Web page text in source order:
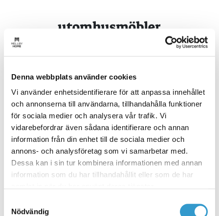
Denna webbplats använder cookies
Vi använder enhetsidentifierare för att anpassa innehållet
och annonserna till användarna, tillhandahålla funktioner
för sociala medier och analysera vår trafik. Vi
vidarebefordrar även sådana identifierare och annan
information från din enhet till de sociala medier och
annons- och analysföretag som vi samarbetar med.
Dessa kan i sin tur kombinera informationen med annan
information som du har tillhandahållit eller som de har
Nödvändig
utomhusmöbler
Hus